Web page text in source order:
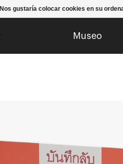
Museo
Nos gustaría colocar cookies en su